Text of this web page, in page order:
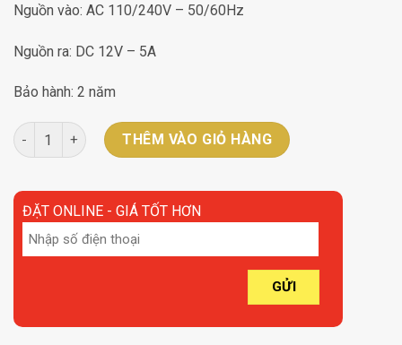
Nguồn vào: AC 110/240V – 50/60Hz
Nguồn ra: DC 12V – 5A
Bảo hành: 2 năm
Chấn lưu định hình LF-CB60-5A DC12V-60W số lượng
THÊM VÀO GIỎ HÀNG
ĐẶT ONLINE - GIÁ TỐT HƠN